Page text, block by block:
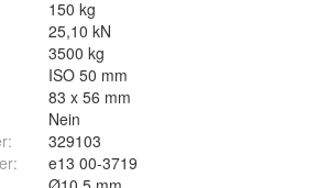
150 kg
25,10 kN
3500 kg
ISO 50 mm
83 x 56 mm
Nein
:
329103
:
e13 00-3719